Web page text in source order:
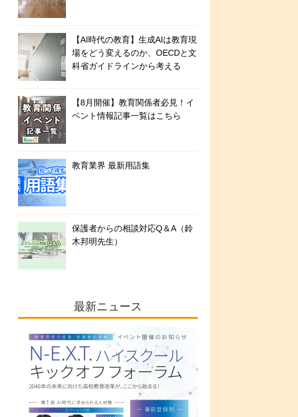
【AI時代の教育】生成AIは教育現
場をどう変えるのか、OECDと文
科省ガイドラインから考える
【8月開催】教育関係者必見！イ
ベント情報記事一覧はこちら
教育業界 最新用語集
保護者からの相談対応Q＆A（鈴
木邦明先生）
最新ニュース